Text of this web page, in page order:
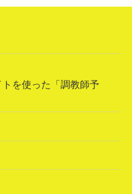
トを使った「調教師予